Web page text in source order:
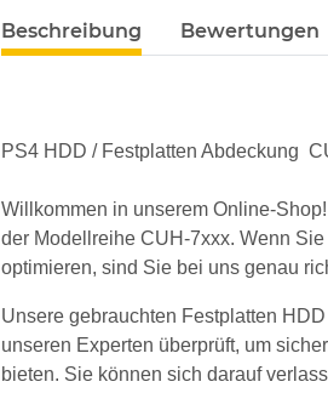
weitere Registerkarten anzeigen
Beschreibung Bewertungen
PS4 HDD / Festplatten Abdeckung
Willkommen in unserem Online-
der Modellreihe CUH-7xxx. Wenn
optimieren, sind Sie bei uns genau
Unsere gebrauchten Festplatten
unseren Experten überprüft, um
bieten. Sie können sich darauf